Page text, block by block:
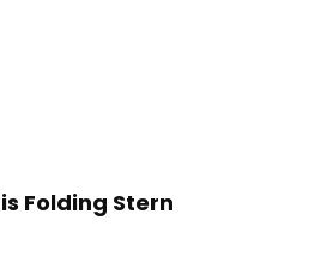
Folding Stern